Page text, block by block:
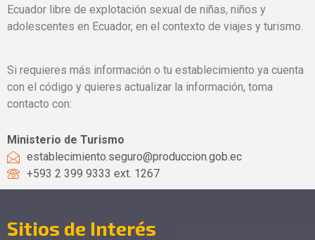
Ecuador libre de explotación sexual de niñas, niños y
adolescentes en Ecuador, en el contexto de viajes y turismo.
Si requieres más información o tu establecimiento ya cuenta
con el código y quieres actualizar la información, toma
contacto con:
Ministerio de Turismo
establecimiento.seguro@produccion.gob.ec
+593 2 399 9333 ext. 1267
Sitios de Interés